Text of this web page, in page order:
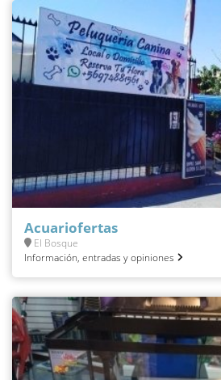
Acuariofertas
El Bosque
Información, entradas y opiniones